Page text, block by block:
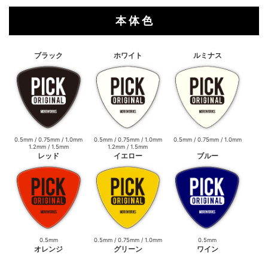
本 体 色
ブラック
0.5mm / 0.75mm / 1.0mm
1.2mm / 1.5mm
ホワイト
0.5mm / 0.75mm / 1.0mm
1.2mm / 1.5mm
ルミナス
0.5mm / 0.75mm / 1.0mm
レッド
0.5mm
イエロー
0.5mm / 0.75mm / 1.0mm
ブルー
0.5mm
オレンジ グリーン ワイン